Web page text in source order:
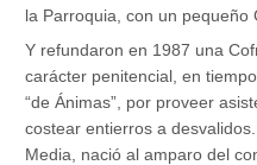
la Parroquia, con un pequeño
Y refundaron en 1987 una
carácter penitencial, en
“de Ánimas”, por proveer
costear entierros a
Media, nació al amparo del